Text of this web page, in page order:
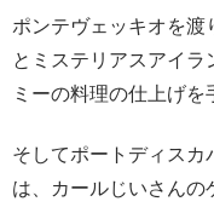
ポンテヴェッキオを渡
とミステリアスアイラ
ミーの料理の仕上げを
そしてポートディスカ
は、カールじいさんの